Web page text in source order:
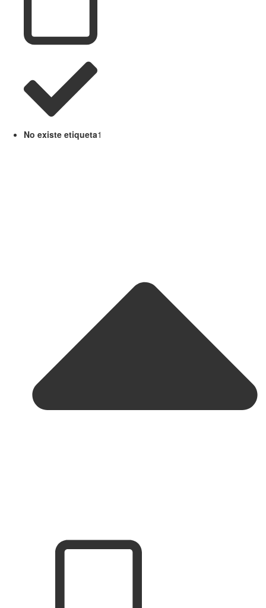
No existe etiqueta1